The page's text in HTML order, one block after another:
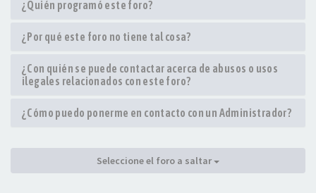
¿Quién programó este foro?
¿Por qué este foro no tiene tal cosa?
¿Con quién se puede contactar acerca de abusos o usos
ilegales relacionados con este foro?
¿Cómo puedo ponerme en contacto con un Administrador?
Seleccione el foro a saltar